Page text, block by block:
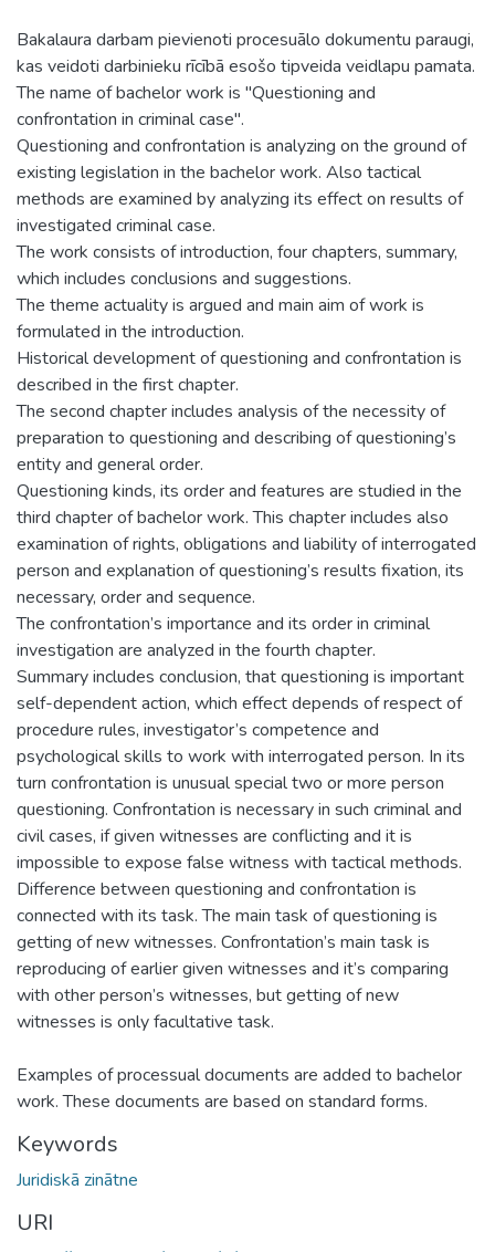
Bakalaura darbam pievienoti procesuālo dokumentu paraugi,
kas veidoti darbinieku rīcībā esošo tipveida veidlapu pamata.
The name of bachelor work is "Questioning and
confrontation in criminal case".
Questioning and confrontation is analyzing on the ground of
existing legislation in the bachelor work. Also tactical
methods are examined by analyzing its effect on results of
investigated criminal case.
The work consists of introduction, four chapters, summary,
which includes conclusions and suggestions.
The theme actuality is argued and main aim of work is
formulated in the introduction.
Historical development of questioning and confrontation is
described in the first chapter.
The second chapter includes analysis of the necessity of
preparation to questioning and describing of questioning’s
entity and general order.
Questioning kinds, its order and features are studied in the
third chapter of bachelor work. This chapter includes also
examination of rights, obligations and liability of interrogated
person and explanation of questioning’s results fixation, its
necessary, order and sequence.
The confrontation’s importance and its order in criminal
investigation are analyzed in the fourth chapter.
Summary includes conclusion, that questioning is important
self-dependent action, which effect depends of respect of
procedure rules, investigator’s competence and
psychological skills to work with interrogated person. In its
turn confrontation is unusual special two or more person
questioning. Confrontation is necessary in such criminal and
civil cases, if given witnesses are conflicting and it is
impossible to expose false witness with tactical methods.
Difference between questioning and confrontation is
connected with its task. The main task of questioning is
getting of new witnesses. Confrontation’s main task is
reproducing of earlier given witnesses and it’s comparing
with other person’s witnesses, but getting of new
witnesses is only facultative task.
Examples of processual documents are added to bachelor
work. These documents are based on standard forms.
Keywords
Juridiskā zinātne
URI